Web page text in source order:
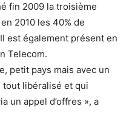
fin 2009 la troisième
2010 les 40% de
est également présent en
Telecom.
petit pays mais avec un
tout libéralisé et qui
un appel d’offres », a